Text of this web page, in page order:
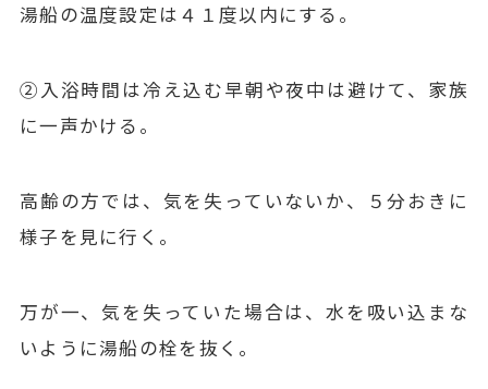
湯船の温度設定は４１度以内にする。
②入浴時間は冷え込む早朝や夜中は避けて、家族
に一声かける。
高齢の方では、気を失っていないか、５分おきに
様子を見に行く。
万が一、気を失っていた場合は、水を吸い込まな
いように湯船の栓を抜く。